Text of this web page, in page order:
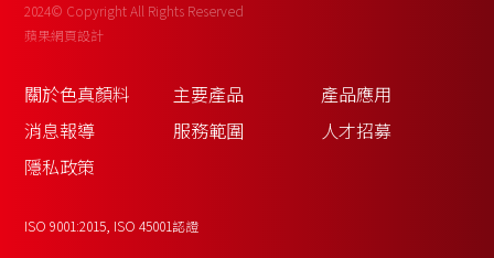
2024© Copyright All Rights Reserved
蘋果網頁設計
關於色真顏料 主要產品
產品應用
消息報導
服務範圍
人才招募
隱私政策
ISO 9001:2015, ISO 45001認證